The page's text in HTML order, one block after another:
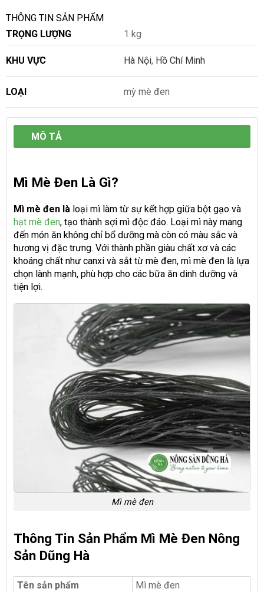
THÔNG TIN SẢN PHẨM
TRỌNG LƯỢNG
1 kg
KHU VỰC Hà Nội, Hồ Chí Minh
LOẠI mỳ mè đen
MÔ TẢ
Mì Mè Đen Là Gì?
Mì mè đen là loại mì làm từ sự kết hợp giữa bột gạo và
hạt mè đen, tạo thành sợi mì độc đáo. Loại mì này mang
đến món ăn không chỉ bổ dưỡng mà còn có màu sắc và
hương vị đặc trưng. Với thành phần giàu chất xơ và các
khoáng chất như canxi và sắt từ mè đen, mì mè đen là lựa
chọn lành mạnh, phù hợp cho các bữa ăn dinh dưỡng và
tiện lợi.
Mì mè đen
Thông Tin Sản Phẩm Mì Mè Đen Nông
Sản Dũng Hà
Tên sản phẩm Mì mè đen